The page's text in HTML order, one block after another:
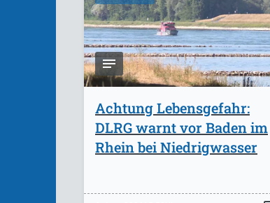
Achtung Lebensgefahr:
DLRG warnt vor Baden im
Rhein bei Niedrigwasser